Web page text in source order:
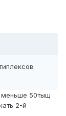
меньше 50тыщ
2-й